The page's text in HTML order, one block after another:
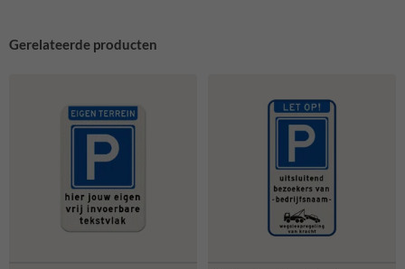
Gerelateerde producten